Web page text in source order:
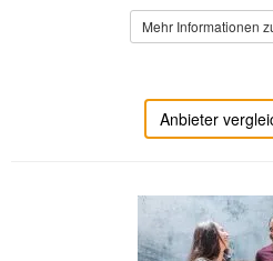
Mehr Informationen
Anbieter